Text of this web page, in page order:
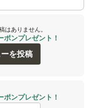
はありません。
ポンプレゼント！
を投稿
ポンプレゼント！